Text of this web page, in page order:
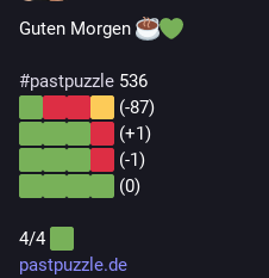
Guten Morgen
#pastpuzzle 536
(-87)
(+1)
(-1)
(0)
4/4
pastpuzzle.de